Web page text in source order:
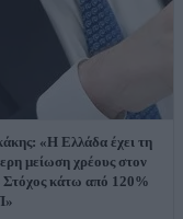
«Η Ελλάδα έχει τη
μείωση χρέους στον
Στόχος κάτω από 120%